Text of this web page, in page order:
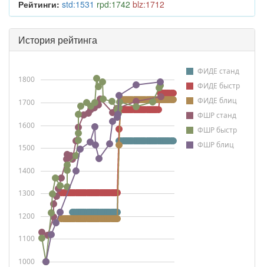
Рейтинги: std:1531 rpd:1742 blz:1712
История рейтинга
ФИДЕ станд
ФИДЕ быстр
ФИДЕ блиц
ФШР станд
ФШР быстр
ФШР блиц
1000
1100
1200
1300
1400
1500
1600
1700
1800